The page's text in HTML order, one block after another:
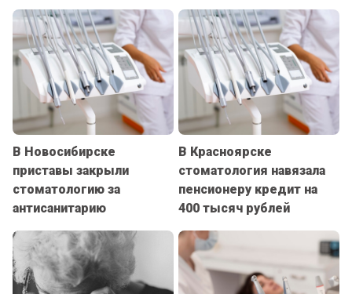
В Новосибирске
приставы закрыли
стоматологию за
антисанитарию
В Красноярске
стоматология навязала
пенсионеру кредит на
400 тысяч рублей